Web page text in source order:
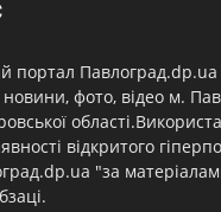
портал
новини, фото, відео м.
відкритого
"за